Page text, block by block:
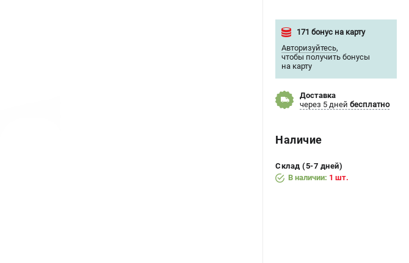
171 бонус на карту
Авторизуйтесь,
чтобы получить бонусы
на карту
Доставка
через 5 дней бесплатно
Наличие
Склад (5-7 дней)
В наличии: 1 шт.